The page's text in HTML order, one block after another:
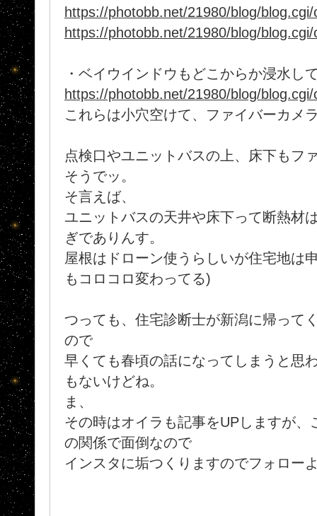
https://photobb.net/21980/blog/
https://photobb.net/21980/blog/
・ベイウインドウもどこからか浸水し
https://photobb.net/21980/blog/
これらは小穴空けて、ファイバーカメ
点検口やユニットバスの上、床下もフ
そうでッ。
そ言えば、
ユニットバスの天井や床下って断熱材
ぎでありんす。
屋根はドローン使うらしいが住宅地は
もコロコロ変わってる)
つっても、住宅診断士が新潟に帰って
ので
早くても春頃の話になってしまうと
もないけどね。
ま、
その時はオイラも記事をUPしますが
の関係で面倒なので
インスタに垢つくりますのでフォロー